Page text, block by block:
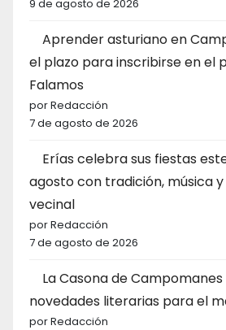
9 de agosto de 2026
Aprender asturiano en
el plazo para inscribirse en el
Falamos
por Redacción
7 de agosto de 2026
Erías celebra sus fiestas
agosto con tradición, música
vecinal
por Redacción
7 de agosto de 2026
La Casona de
novedades literarias para el
por Redacción